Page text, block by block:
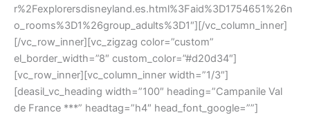
r%2Fexplorersdisneyland.es.html%3Faid%3D1754651%26n
o_rooms%3D1%26group_adults%3D1″][/vc_column_inner]
[/vc_row_inner][vc_zigzag color=”custom”
el_border_width=”8″ custom_color=”#d20d34″]
[vc_row_inner][vc_column_inner width=”1/3″]
[deasil_vc_heading width=”100″ heading=”Campanile Val
de France ***” headtag=”h4″ head_font_google=””]